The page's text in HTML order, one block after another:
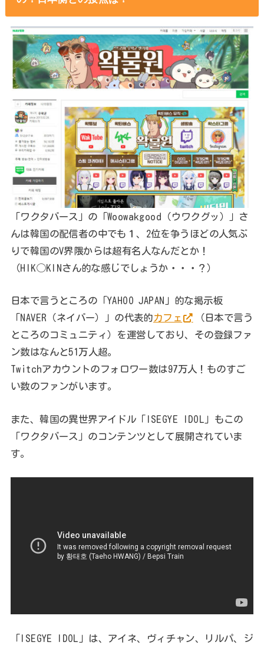
「ワクタバース」の「Woowakgood（ウワクグッ）」さ
んは韓国の配信者の中でも１、2位を争うほどの人気ぶ
りで韓国のV界隈からは超有名人なんだとか！
（HIK◯KINさん的な感じでしょうか・・・？）
日本で言うところの「YAHOO JAPAN」的な掲示板
「NAVER（ネイバー）」の代表的カフェ
（日本で言う
ところのコミュニティ）を運営しており、その登録ファ
ン数はなんと51万人超。
Twitchアカウントのフォロワー数は97万人！ものすご
い数のファンがいます。
また、韓国の異世界アイドル「ISEGYE IDOL」もこの
「ワクタバース」のコンテンツとして展開されていま
す。
「ISEGYE IDOL」は、アイネ、ヴィチャン、リルパ、ジ